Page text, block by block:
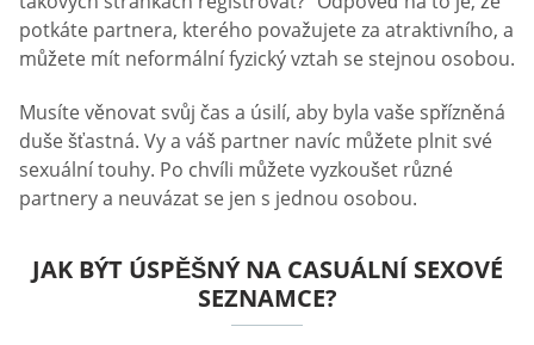
potkáte partnera, kterého považujete za atraktivního, a
můžete mít neformální fyzický vztah se stejnou osobou.
Musíte věnovat svůj čas a úsilí, aby byla vaše spřízněná
duše šťastná. Vy a váš partner navíc můžete plnit své
sexuální touhy. Po chvíli můžete vyzkoušet různé
partnery a neuvázat se jen s jednou osobou.
JAK BÝT ÚSPĚŠNÝ NA CASUÁLNÍ SEXOVÉ
SEZNAMCE?